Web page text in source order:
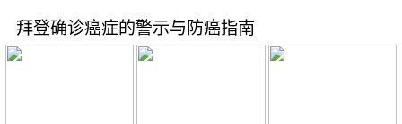
拜登确诊癌症的警示与防癌指南